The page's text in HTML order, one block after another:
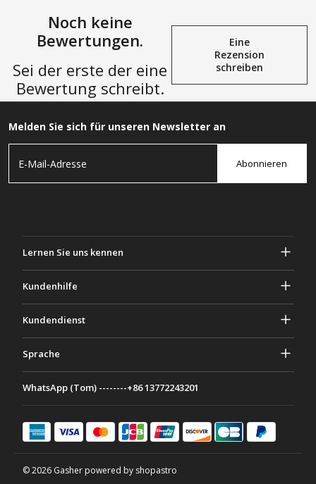
Noch keine
Bewertungen.
Sei der erste der eine
Bewertung schreibt.
Eine
Rezension
schreiben
Melden Sie sich für unseren Newsletter an
Abonnieren
Lernen Sie uns kennen
Geschäftsbedingungen
Kundenhilfe
Kontaktiere uns
Kundendienst
Zahlungsmethoden
Sprache
Français
日本語
WhatsApp (Tom) --------+86 13772243201
© 2026 Gasher powered by shopastro